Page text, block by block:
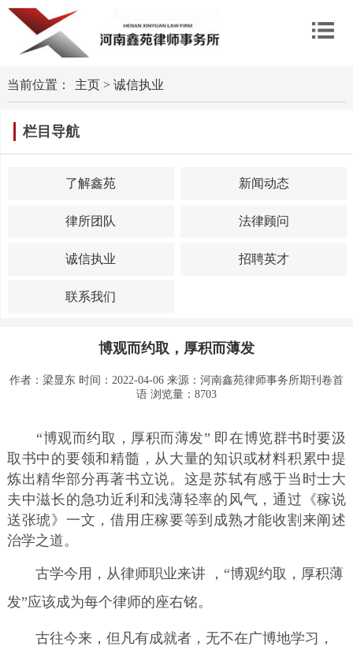
当前位置： 主页> 诚信执业
栏目导航
了解鑫苑 新闻动态
律所团队 法律顾问
诚信执业 招聘英才
联系我们
博观而约取，厚积而薄发
作者：梁显东 时间：2022-04-06 来源： 河南鑫苑律师事务所期刊卷首
语浏览量：8703
“博观而约取，厚积而薄发” 即在博览群书时要汲
取书中的要领和精髓，从大量的知识或材料积累中提
炼出精华部分再著书立说。这是苏轼有感于当时士大
夫中滋长的急功近利和浅薄轻率的风气，通过《稼说
送张琥》一文，借用庄稼要等到成熟才能收割来阐述
治学之道。
古学今用，从律师职业来讲 ，“博观约取，厚积薄
发”应该成为每个律师的座右铭。
古往今来，但凡有成就者，无不在广博地学习，